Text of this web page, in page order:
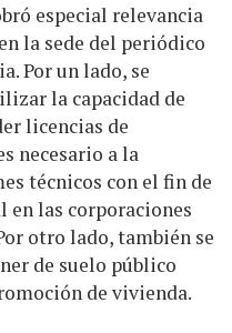
especial relevancia
la sede del periódico
Por un lado, se
la capacidad de
licencias de
necesario a la
técnicos con el fin de
en las corporaciones
otro lado, también se
de suelo público
de vivienda.